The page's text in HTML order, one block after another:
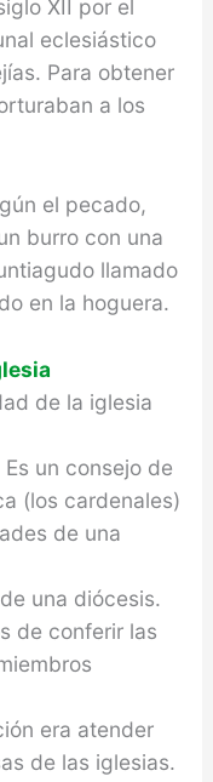
XII por el
eclesiástico
Para obtener
a los
el pecado,
burro con una
llamado
en la hoguera.
de la iglesia
un consejo de
(los cardenales)
de una
una diócesis.
de conferir las
era atender
de las iglesias.